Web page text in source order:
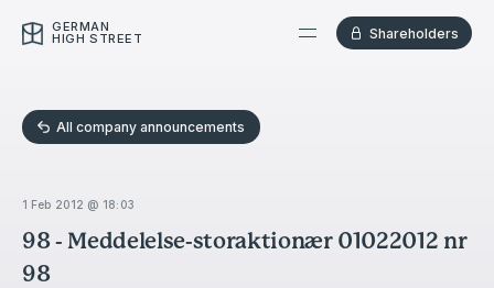
GERMAN
HIGH STREET Shareholders
All company announcements
1 Feb 2012 @ 18:03
98 - Meddelelse-storaktionær 01022012 nr
98